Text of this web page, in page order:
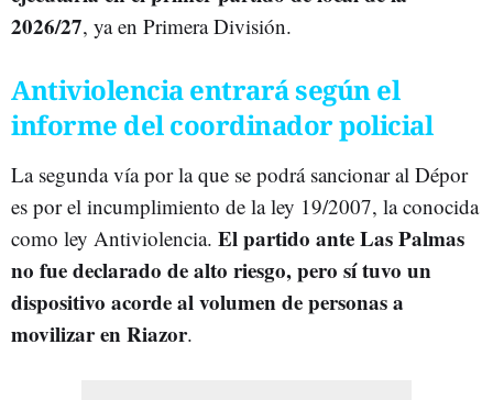
2026/27, ya en Primera División.
Antiviolencia entrará según el
informe del coordinador policial
La segunda vía por la que se podrá sancionar al Dépor
es por el incumplimiento de la ley 19/2007, la conocida
como ley Antiviolencia. El partido ante Las Palmas
no fue declarado de alto riesgo, pero sí tuvo un
dispositivo acorde al volumen de personas a
movilizar en Riazor.